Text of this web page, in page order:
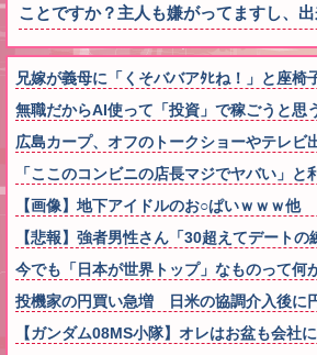
ことですか？主人も嫌がってますし、出
兄嫁が義母に「くそババアﾀﾋね！」と座
無職だからAI使って「投資」で稼ごうと思
広島カープ、オフのトークショーやテレビ
「ここのコンビニの店長マジでヤバい」
【画像】地下アイドルのお○ぱいｗｗｗ他
【悲報】強者男性さん「30超えてデート
今でも「日本が世界トップ」なものって何
投機家の円買い急増 日米の協調介入後に
【ガンダム08MS小隊】オレはお盆も会社